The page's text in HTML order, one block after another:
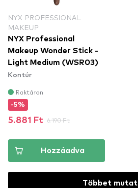
NYX PROFESSIONAL
MAKEUP
NYX Professional
Makeup Wonder Stick -
Light Medium (WSR03)
Kontúr
Raktáron
-5%
5.881 Ft 6.190 Ft
Hozzáadva
Többet mutat